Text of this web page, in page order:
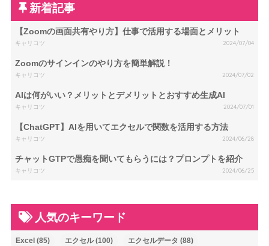
新着記事
【Zoomの画面共有やり方】仕事で活用する場面とメリット
キャリコツ 2024/07/04
Zoomのサインインのやり方を簡単解説！
キャリコツ 2024/07/02
AIは何がいい？メリットとデメリットとおすすめ生成AI
キャリコツ 2024/07/01
【ChatGPT】AIを用いてエクセルで関数を活用する方法
キャリコツ 2024/06/28
チャットGTPで愚痴を聞いてもらうには？プロンプトを紹介
キャリコツ 2024/06/25
人気のキーワード
Excel (85) エクセル(100) エクセルデータ (88)